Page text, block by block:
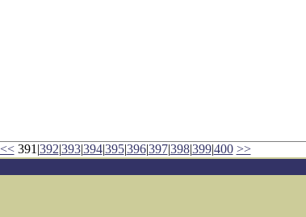
<<391|392|393|394|395|396|397|398|399|400 >>